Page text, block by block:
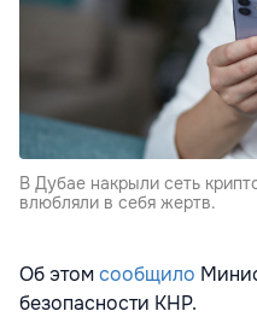
В Дубае накрыли сеть
влюбляли в себя жертв.
Об этомсообщило
безопасности КНР.